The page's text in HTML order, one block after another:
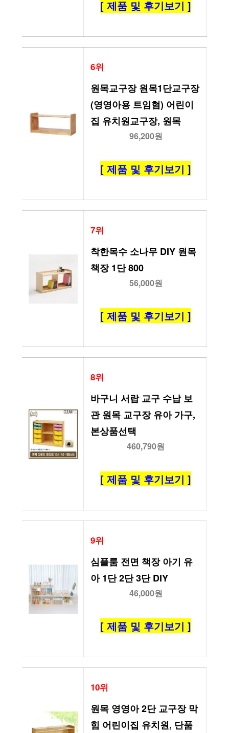
[ 제품 및 후기보기 ]
6위
원목교구장 원목1단교구장
(영영아용 트임혐) 어린이
집 유치원교구장, 원목
96,200원
[ 제품 및 후기보기 ]
7위
착한목수 소나무 DIY 원목
책장 1단 800
56,000원
[ 제품 및 후기보기 ]
8위
바구니 서랍 교구 수납 보
관 원목 교구장 유아 가구,
본상품선택
460,790원
[ 제품 및 후기보기 ]
9위
심플룸 전면 책장 아기 유
아 1단 2단 3단 DIY
46,000원
[ 제품 및 후기보기 ]
10위
원목 영영아 2단 교구장 막
힘 어린이집 유치원, 단품